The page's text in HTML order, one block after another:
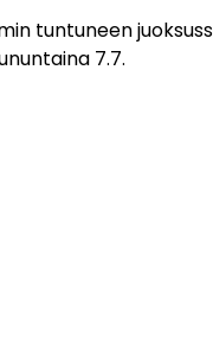
tuntuneen
7.7.